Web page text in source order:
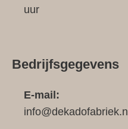
uur
Bedrijfsgegevens
E-mail:
info@dekadofabriek.nl